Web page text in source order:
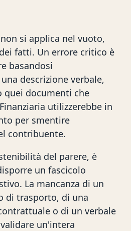
si applica nel vuoto,
fatti. Un errore critico è
basandosi
descrizione verbale,
documenti che
utilizzerebbe in
per smentire
contribuente.
del parere, è
un fascicolo
La mancanza di un
di trasporto, di una
o di un verbale
un'intera